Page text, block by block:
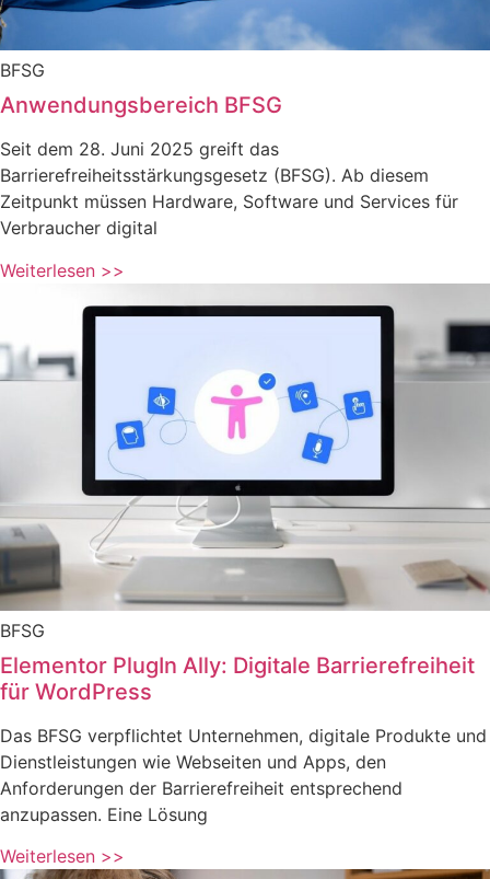
BFSG
Anwendungsbereich BFSG
Seit dem 28. Juni 2025 greift das
Barrierefreiheitsstärkungsgesetz (BFSG). Ab diesem
Zeitpunkt müssen Hardware, Software und Services für
Verbraucher digital
Weiterlesen >>
BFSG
Elementor PlugIn Ally: Digitale Barrierefreiheit
für WordPress
Das BFSG verpflichtet Unternehmen, digitale Produkte und
Dienstleistungen wie Webseiten und Apps, den
Anforderungen der Barrierefreiheit entsprechend
anzupassen. Eine Lösung
Weiterlesen >>